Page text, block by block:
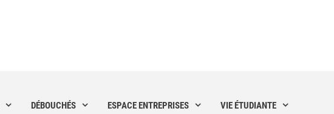
DÉBOUCHÉS ESPACE ENTREPRISES VIE ÉTUDIANTE